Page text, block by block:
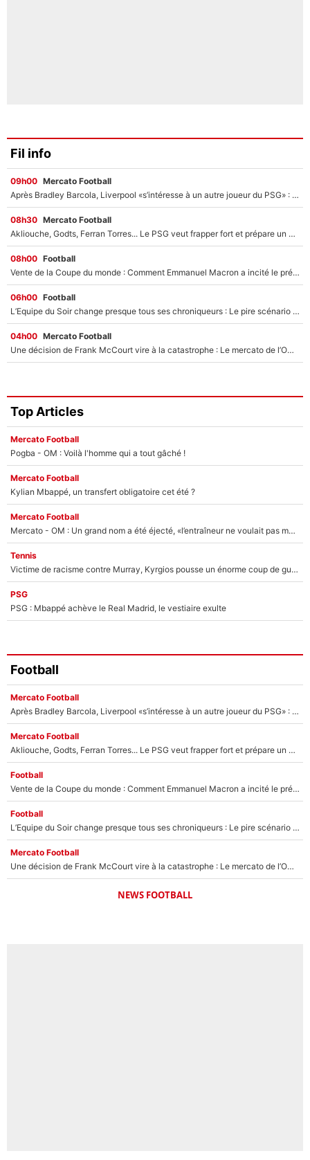
Fil info
09h00 Mercato Football
Après Bradley Barcola, Liverpool «s’intéresse à un autre joueur du PSG» : Fabrizio Romano donne le nom du Parisien qui pourrait le suivre chez les Reds !
08h30 Mercato Football
Akliouche, Godts, Ferran Torres... Le PSG veut frapper fort et prépare un mercato à plus de 190M€ pour régaler Luis Enrique cet été !
08h00 Football
Vente de la Coupe du monde : Comment Emmanuel Macron a incité le président de la FFF à s’opposer au projet de Gianni Infantino en pleine crise à la FIFA
06h00 Football
L’Equipe du Soir change presque tous ses chroniqueurs : Le pire scénario imaginé par l’IA après le départ de Johan Micoud !
04h00 Mercato Football
Une décision de Frank McCourt vire à la catastrophe : Le mercato de l’OM provoque de nouvelles tensions en pleine crise financière !
Top Articles
Mercato Football
Pogba - OM : Voilà l'homme qui a tout gâché !
Mercato Football
Kylian Mbappé, un transfert obligatoire cet été ?
Mercato Football
Mercato - OM : Un grand nom a été éjecté, «l’entraîneur ne voulait pas me conserver»
Tennis
Victime de racisme contre Murray, Kyrgios pousse un énorme coup de gueule !
PSG
PSG : Mbappé achève le Real Madrid, le vestiaire exulte
Football
Mercato Football
Après Bradley Barcola, Liverpool «s’intéresse à un autre joueur du PSG» : Fabrizio Romano donne le nom du Parisien qui pourrait le suivre chez les Reds !
Mercato Football
Akliouche, Godts, Ferran Torres... Le PSG veut frapper fort et prépare un mercato à plus de 190M€ pour régaler Luis Enrique cet été !
Football
Vente de la Coupe du monde : Comment Emmanuel Macron a incité le président de la FFF à s’opposer au projet de Gianni Infantino en pleine crise à la FIFA
Football
L’Equipe du Soir change presque tous ses chroniqueurs : Le pire scénario imaginé par l’IA après le départ de Johan Micoud !
Mercato Football
Une décision de Frank McCourt vire à la catastrophe : Le mercato de l’OM provoque de nouvelles tensions en pleine crise financière !
NEWS FOOTBALL